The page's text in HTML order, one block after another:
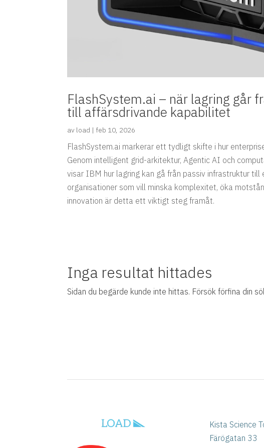
FlashSystem.ai – när lagring går
till affärsdrivande kapabilitet
av load | feb 10, 2026
FlashSystem.ai markerar ett tydligt skifte i hur
Genom intelligent grid-arkitektur, Agentic AI och
visar IBM hur lagring kan gå från passiv infrastruktur
organisationer som vill minska komplexitet, öka
innovation är detta ett viktigt steg framåt.
Inga resultat hittades
Sidan du begärde kunde inte hittas. Försök förfina din
Kista Science
Färögatan 33